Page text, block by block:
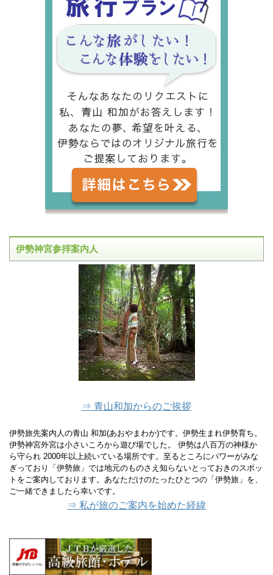
伊勢神宮参拝案内人
⇒ 青山和加からのご挨拶
伊勢旅先案内人の青山 和加(あおやまわか)です。伊勢生まれ伊勢育ち。
伊勢神宮外宮は小さいころから遊び場でした。 伊勢は八百万の神様か
ら守られ 2000年以上続いている場所です。至るところにパワーがみな
ぎっており「伊勢旅」では地元のものさえ知らないとっておきのスポッ
トをご案内しております。あなただけのたったひとつの「伊勢旅」を、
ご一緒できましたら幸いです。
⇒ 私が旅のご案内を始めた経緯